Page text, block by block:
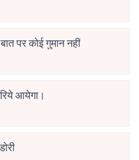
पर कोई गुमान नहीं
आयेगा।